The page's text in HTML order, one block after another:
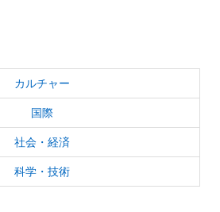
カルチャー
国際
社会・経済
科学・技術